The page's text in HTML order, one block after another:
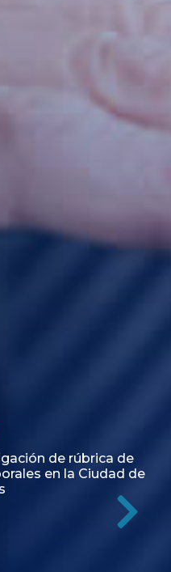
de rúbrica de
en la Ciudad de